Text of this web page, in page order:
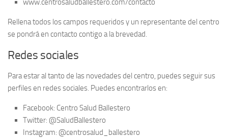
www.centrosaludballestero.com/contacto
Rellena todos los campos requeridos y un representante del centro
se pondrá en contacto contigo a la brevedad.
Redes sociales
Para estar al tanto de las novedades del centro, puedes seguir sus
perfiles en redes sociales. Puedes encontrarlos en:
Facebook: Centro Salud Ballestero
Twitter: @SaludBallestero
Instagram: @centrosalud_ballestero